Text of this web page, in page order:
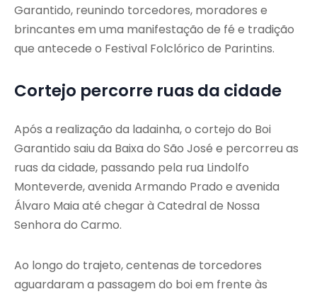
Garantido, reunindo torcedores, moradores e
brincantes em uma manifestação de fé e tradição
que antecede o Festival Folclórico de Parintins.
Cortejo percorre ruas da cidade
Após a realização da ladainha, o cortejo do Boi
Garantido saiu da Baixa do São José e percorreu as
ruas da cidade, passando pela rua Lindolfo
Monteverde, avenida Armando Prado e avenida
Álvaro Maia até chegar à Catedral de Nossa
Senhora do Carmo.
Ao longo do trajeto, centenas de torcedores
aguardaram a passagem do boi em frente às